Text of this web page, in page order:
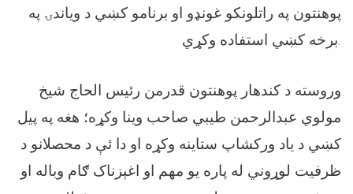
پوهنتون په راتلونکو غونډو او برنامو کښي د ویاندۍ په
برخه کښي استفاده وکړي.
وروسته د کندهار پوهنتون قدرمن رئیس الحاج شیخ
مولوي عبدالرحمن طیبي صاحب وینا وکړه؛ هغه په پیل
کښي د یاد ورکشاپ ستاینه وکړه او دا ئې د محصلانو د
ظرفیت لوړوني له پاره یو مهم او اغېزناک ګام وباله او